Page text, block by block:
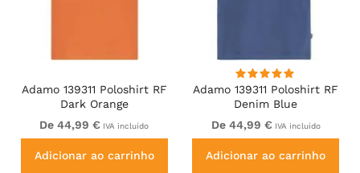
Adamo 139311 Poloshirt RF
Dark Orange
De 44,99 € IVA incluído
Adicionar ao carrinho
Adamo 139311 Poloshirt RF
Denim Blue
De 44,99 € IVA incluído
Adicionar ao carrinho